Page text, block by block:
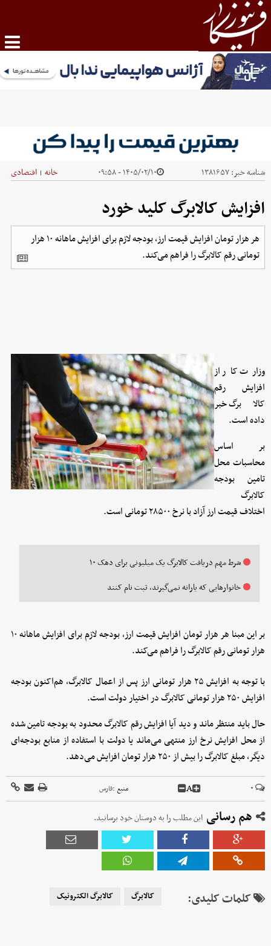
شناسه خبر:۱۳۸۱۶۵۷ ۱۴۰۵/۰۲/۱۰ - ۰۹:۵۸ خانه | اقتصادی
افزایش کالابرگ کلید خورد
هر هزار تومان افزایش قیمت ارز، بودجه لازم برای افزایش ماهانه ۱۰ هزار
تومانی رقم کالابرگ را فراهم می‌کند.
وزارت کار از
افزایش رقم
کالابرگ خبر
داده است.
بر اساس
محاسبات محل
تامین بودجه
کالابرگ
اختلاف قیمت ارز آزاد با نرخ ۲۸۵۰۰ تومانی است.
شرط مهم دریافت کالابرگ یک میلیونی برای دهک ۱۰
خانوارهایی که یارانه نمی‌گیرند، ثبت نام کنند
بر این مبنا هر هزار تومان افزایش قیمت ارز، بودجه لازم برای افزایش ماهانه ۱۰
هزار تومانی رقم کالابرگ را فراهم می‌کند.
با توجه به افزایش ۲۵ هزار تومانی ارز پس از اعمال کالابرگ، هم‌اکنون بودجه
افزایش ۲۵۰ هزار تومانی کالابرگ در اختیار دولت است.
حال باید منتظر ماند و دید آیا افزایش رقم کالابرگ محدود به بودجه تامین شده
از محل افزایش نرخ ارز منتهی می‌ماند یا دولت با استفاده از منابع بودجه‌ای
دیگر، مبلغ کالابرگ را بیش از ۲۵۰ هزار تومان افزایش می‌دهد.
۰ A منبع :فارس
هم رسانی این مطلب را به دوستان خود برسانید.
کلمات کلیدی: کالابرگ کالابرگ الکترونیک